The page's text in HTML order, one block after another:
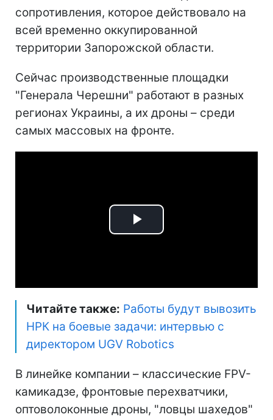
сопротивления, которое действовало на
всей временно оккупированной
территории Запорожской области.
Сейчас производственные площадки
"Генерала Черешни" работают в разных
регионах Украины, а их дроны – среди
самых массовых на фронте.
Play
Читайте также: Работы будут вывозить
НРК на боевые задачи: интервью с
директором UGV Robotics
В линейке компании – классические FPV-
камикадзе, фронтовые перехватчики,
оптоволоконные дроны, "ловцы шахедов"